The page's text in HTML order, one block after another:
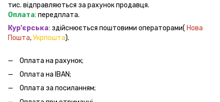
тис. відправляються за рахунок продавця.
Оплата: передплата.
Кур'єрська: здійснюється поштовими операторами( Нова
Пошта,Укрпошта).
Оплата на рахунок;
Оплата на IBAN;
Оплата за посиланням;